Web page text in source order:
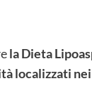
la Dieta
localizzati